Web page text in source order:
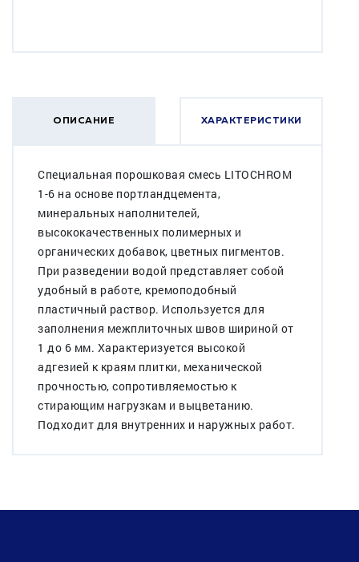
ОПИСАНИЕ ХАРАКТЕРИСТИКИ
Специальная порошковая смесь LITOCHROM
1-6 на основе портландцемента,
минеральных наполнителей,
высококачественных полимерных и
органических добавок, цветных пигментов.
При разведении водой представляет собой
удобный в работе, кремоподобный
пластичный раствор. Используется для
заполнения межплиточных швов шириной от
1 до 6 мм. Характеризуется высокой
адгезией к краям плитки, механической
прочностью, сопротивляемостью к
стирающим нагрузкам и выцветанию.
Подходит для внутренних и наружных работ.